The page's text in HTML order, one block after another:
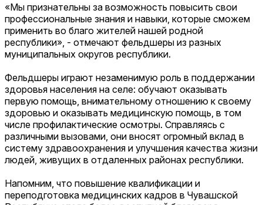
«Мы признательны за возможность повысить свои
профессиональные знания и навыки, которые сможем
применить во благо жителей нашей родной
республики», - отмечают фельдшеры из разных
муниципальных округов республики.
Фельдшеры играют незаменимую роль в поддержании
здоровья населения на селе: обучают оказывать
первую помощь, внимательному отношению к своему
здоровью и оказывать медицинскую помощь, в том
числе профилактические осмотры. Справляясь с
различными вызовами, они вносят огромный вклад в
систему здравоохранения и улучшения качества жизни
людей, живущих в отдаленных районах республики.
Напомним, что повышение квалификации и
переподготовка медицинских кадров в Чувашской